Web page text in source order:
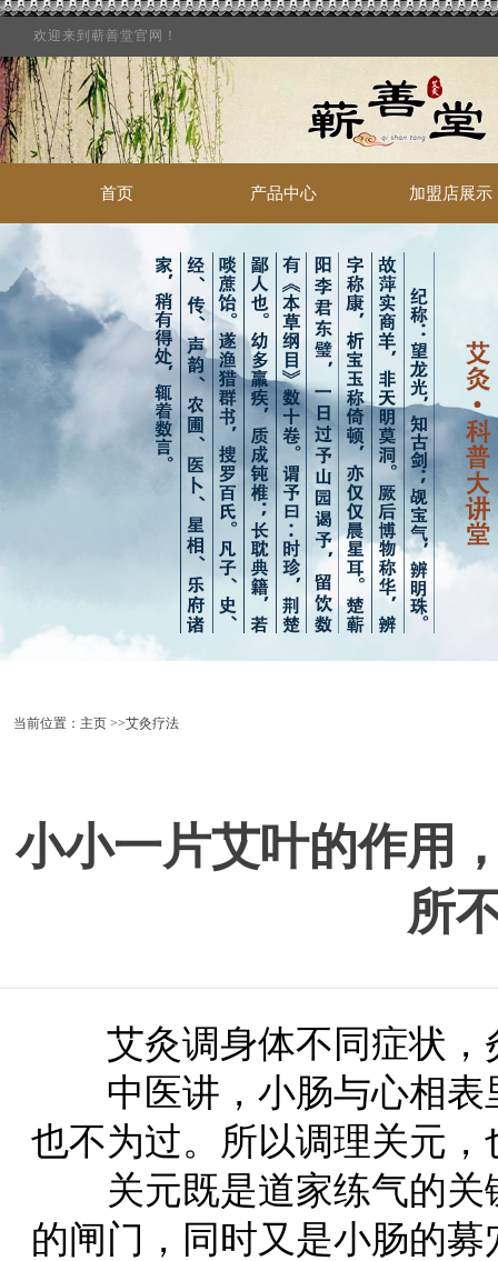
欢迎来到蕲善堂官网！
首页 产品中心 加盟店展示
当前位置： 主页 >>艾灸疗法
小小一片艾叶的作用
所
艾灸调身体不同症状，
中医讲，小肠与心相表
也不为过。所以调理关元
关元既是道家练气的关
的闸门，同时又是小肠的